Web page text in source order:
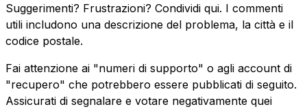
Suggerimenti? Frustrazioni? Condividi qui. I commenti
utili includono una descrizione del problema, la città e il
codice postale.
Fai attenzione ai "numeri di supporto" o agli account di
"recupero" che potrebbero essere pubblicati di seguito.
Assicurati di segnalare e votare negativamente quei